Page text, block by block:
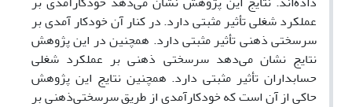
عملکرد شغلی تأثیر مثبتی دارد. در کنار آن خودکار آمدی بر
سرسختی ذهنی تأثیر مثبتی دارد. همچنین در این پژوهش
نتایج نشان می‌دهد سرسختی ذهنی بر عملکرد شغلی
حسابداران تأثیر مثبتی دارد. همچنین نتایج این پژوهش
حاکی از آن است که خودکارآمدی از طریق سرسختی‌ذهنی بر